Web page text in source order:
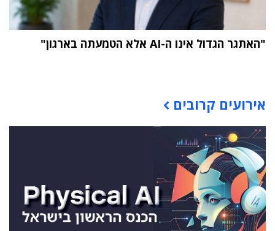
"האתגר הגדול אינו ה-AI אלא הטמעתה בארגון"
אירועים קרובים